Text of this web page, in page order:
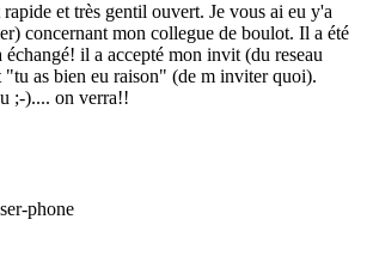
et très gentil ouvert. Je vous ai eu y'a
concernant mon collegue de boulot. Il a été
il a accepté mon invit (du reseau
"tu as bien eu raison" (de m inviter quoi).
;-).... on verra!!